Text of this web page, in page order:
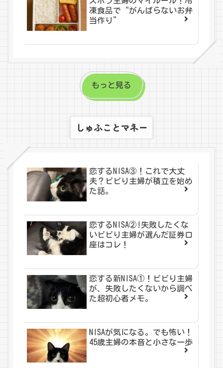
凍食品で“がんばらないお弁
当作り”
もっと見る
しゅふことマネー
恋するNISA③！これで大丈
夫？ビビり主婦が積立を始め
た話。
恋するNISA②!失敗したくな
いビビり主婦が選んだ証券口
座はコレ！
恋する新NISA①！ビビり主婦
が、失敗したくないから調べ
た超初心者メモ。
NISAが気になる。でも怖い！
45歳主婦の本音と小さな一歩